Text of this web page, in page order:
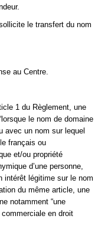
le transfert du nom
au Centre.
1 du Règlement, une
le nom de domaine
avec un nom sur lequel
français ou
et/ou propriété
d’une personne,
intérêt légitime sur le nom
du même article, une
notamment “une
en droit